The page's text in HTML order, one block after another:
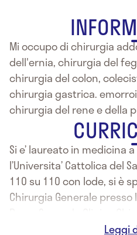
Mi occupo di chirurgia
dell'ernia, chirurgia del
chirurgia del colon,
chirurgia gastrica.
chirurgia del rene e della
Si e’ laureato in medicina
l’Universita’ Cattolica del
110 su 110 con lode, si è
Chirurgia Generale presso
Umberto I. Attualmente e’